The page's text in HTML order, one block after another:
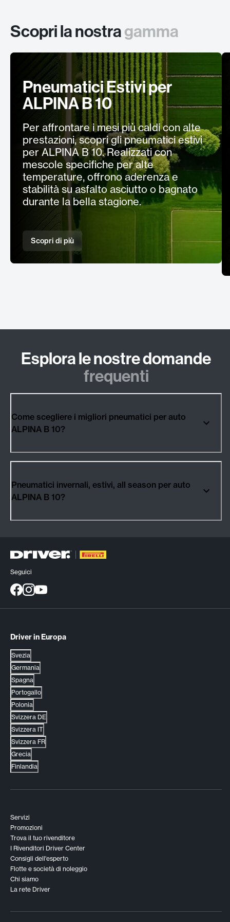
Scopri la nostragamma
Pneumatici Estivi per
ALPINA B 10
Per affrontare i mesi più caldi con alte
prestazioni, scopri gli pneumatici estivi
per ALPINA B 10. Realizzati con
mescole specifiche per alte
temperature, offrono aderenza e
stabilità su asfalto asciutto o bagnato
durante la bella stagione.
Scopri di più
Esplora le nostre domande
frequenti
Come scegliere i migliori pneumatici per auto
ALPINA B 10?
Pneumatici invernali, estivi, all season per auto
ALPINA B 10?
Seguici
Driver in Europa
Svezia
Germania
Spagna
Portogallo
Polonia
Svizzera DE
Svizzera IT
Svizzera FR
Grecia
Finlandia
Servizi
Promozioni
Trova il tuo rivenditore
I Rivenditori Driver Center
Consigli dell'esperto
Flotte e società di noleggio
Chi siamo
La rete Driver